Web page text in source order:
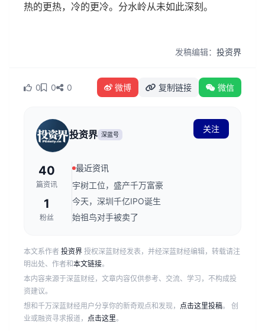
热的更热，冷的更冷。分水岭从未如此深刻。
发稿编辑： 投资界
0 0 0 微博 复制链接 微信
投资界 深蓝号
关注
40
篇资讯
1
粉丝
最近资讯
宇树工位，盛产千万富豪
今天，深圳千亿IPO诞生
始祖鸟对手被卖了
本文系作者 投资界 授权深蓝财经发表，并经深蓝财经编辑，转载请注
明出处、作者和本文链接。
本内容来源于深蓝财经，文章内容仅供参考、交流、学习，不构成投
资建议。
想和千万深蓝财经用户分享你的新奇观点和发现， 点击这里投稿。 创
业或融资寻求报道， 点击这里。